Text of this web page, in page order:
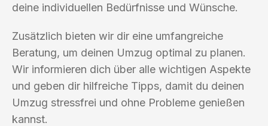
deine individuellen Bedürfnisse und Wünsche.
Zusätzlich bieten wir dir eine umfangreiche
Beratung, um deinen Umzug optimal zu planen.
Wir informieren dich über alle wichtigen Aspekte
und geben dir hilfreiche Tipps, damit du deinen
Umzug stressfrei und ohne Probleme genießen
kannst.